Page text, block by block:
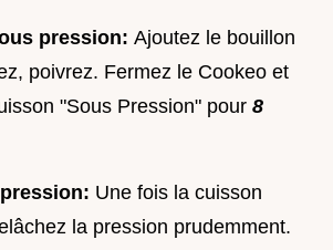
pression: Ajoutez le bouillon
poivrez. Fermez le Cookeo et
"Sous Pression" pour 8
Une fois la cuisson
la pression prudemment.